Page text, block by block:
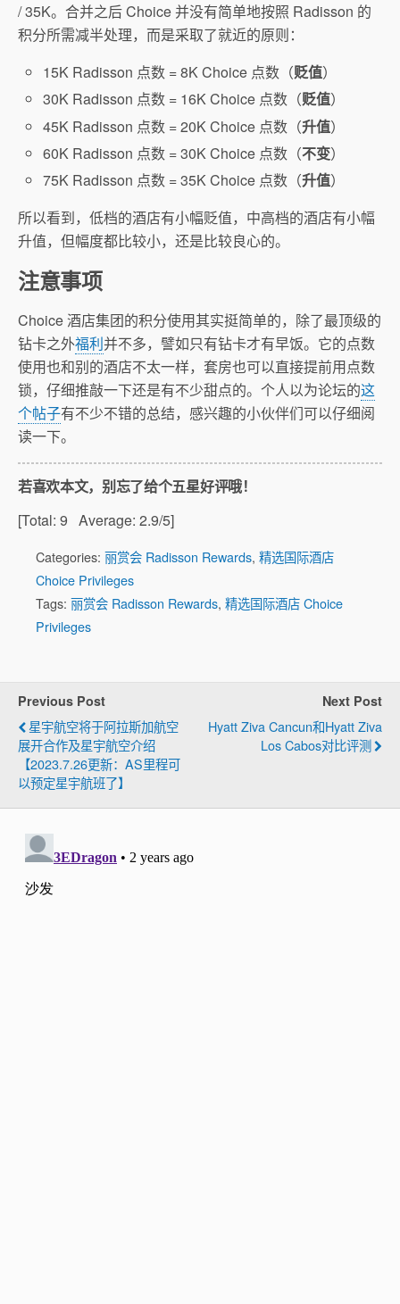
/ 35K。合并之后 Choice 并没有简单地按照 Radisson 的
积分所需减半处理，而是采取了就近的原则：
15K Radisson 点数 = 8K Choice 点数（贬值）
30K Radisson 点数 = 16K Choice 点数（贬值）
45K Radisson 点数 = 20K Choice 点数（升值）
60K Radisson 点数 = 30K Choice 点数（不变）
75K Radisson 点数 = 35K Choice 点数（升值）
所以看到，低档的酒店有小幅贬值，中高档的酒店有小幅
升值，但幅度都比较小，还是比较良心的。
注意事项
Choice 酒店集团的积分使用其实挺简单的，除了最顶级的
钻卡之外福利并不多，譬如只有钻卡才有早饭。它的点数
使用也和别的酒店不太一样，套房也可以直接提前用点数
锁，仔细推敲一下还是有不少甜点的。个人以为论坛的这
个帖子有不少不错的总结，感兴趣的小伙伴们可以仔细阅
读一下。
若喜欢本文，别忘了给个五星好评哦！
[Total: 9 Average: 2.9/5]
Categories: 丽赏会 Radisson Rewards, 精选国际酒店
Choice Privileges
Tags: 丽赏会 Radisson Rewards, 精选国际酒店 Choice
Privileges
Previous Post
星宇航空将于阿拉斯加航空
展开合作及星宇航空介绍
【2023.7.26更新：AS里程可
以预定星宇航班了】
Next Post
Hyatt Ziva Cancun和Hyatt Ziva
Los Cabos对比评测